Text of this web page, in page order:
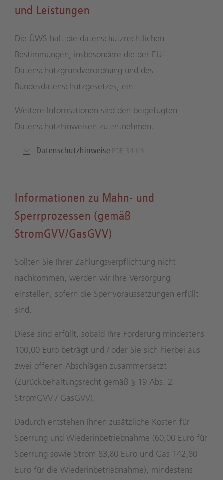
und Leistungen
Die ÜWS hält die datenschutzrechtlichen
Bestimmungen, insbesondere die der EU-
Datenschutzgrundverordnung und des
Bundesdatenschutzgesetzes, ein.
Weitere Informationen sind den beigefügten
Datenschutzhinweisen zu entnehmen.
Datenschutzhinweise
Informationen zu Mahn- und
Sperrprozessen (gemäß
StromGVV/GasGVV)
Sollten Sie Ihrer Zahlungsverpflichtung nicht
nachkommen, werden wir Ihre Versorgung
einstellen, sofern die Sperrvoraussetzungen erfüllt
sind.
Diese sind erfüllt, sobald Ihre Forderung mindestens
100,00 Euro beträgt und / oder Sie sich hierbei aus
zwei offenen Abschlägen zusammensetzt
(Zurückbehaltungsrecht gemäß § 19 Abs. 2
StromGVV / GasGVV).
Dadurch entstehen Ihnen zusätzliche Kosten für
Sperrung und Wiederinbetriebnahme (60,00 Euro für
Sperrung sowie Strom 83,80 Euro und Gas 142,80
Euro für die Wiederinbetriebnahme), mindestens